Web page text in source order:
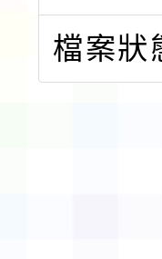
檔案狀